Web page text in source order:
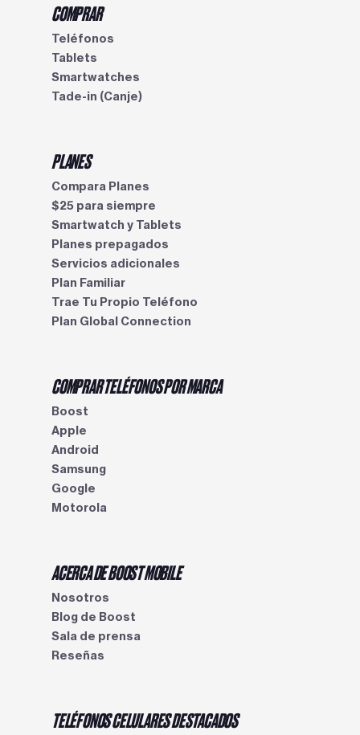
COMPRAR
Teléfonos
Tablets
Smartwatches
Tade-in (Canje)
PLANES
Compara Planes
$25 para siempre
Smartwatch y Tablets
Planes prepagados
Servicios adicionales
Plan Familiar
Trae Tu Propio Teléfono
Plan Global Connection
COMPRAR TELÉFONOS POR MARCA
Boost
Apple
Android
Samsung
Google
Motorola
ACERCA DE BOOST MOBILE
Nosotros
Blog de Boost
Sala de prensa
Reseñas
TELÉFONOS CELULARES DESTACADOS